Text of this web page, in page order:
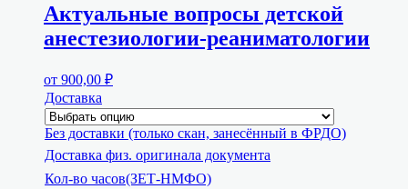
Актуальные вопросы детской
анестезиологии-реаниматологии
от 900,00 ₽
Доставка
Без доставки (только скан, занесённый в ФРДО)
Доставка физ. оригинала документа
Кол-во часов(ЗЕТ-НМФО)